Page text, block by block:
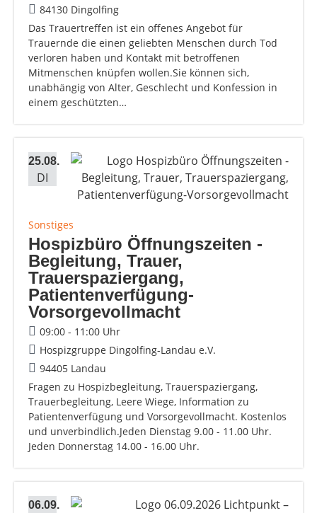
84130 Dingolfing
Das Trauertreffen ist ein offenes Angebot für
Trauernde die einen geliebten Menschen durch Tod
verloren haben und Kontakt mit betroffenen
Mitmenschen knüpfen wollen.Sie können sich,
unabhängig von Alter, Geschlecht und Konfession in
einem geschützten…
25.08.
DI
Sonstiges
Hospizbüro Öffnungszeiten -
Begleitung, Trauer,
Trauerspaziergang,
Patientenverfügung-
Vorsorgevollmacht
09:00 - 11:00 Uhr
Hospizgruppe Dingolfing-Landau e.V.
94405 Landau
Fragen zu Hospizbegleitung, Trauerspaziergang,
Trauerbegleitung, Leere Wiege, Information zu
Patientenverfügung und Vorsorgevollmacht. Kostenlos
und unverbindlich.Jeden Dienstag 9.00 - 11.00 Uhr.
Jeden Donnerstag 14.00 - 16.00 Uhr.
06.09.